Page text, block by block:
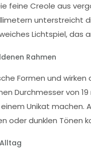
feine Creole aus
unterstreicht
Lichtspiel, das
Rahmen
Formen und wirken
Durchmesser von
Unikat
oder dunklen Tönen